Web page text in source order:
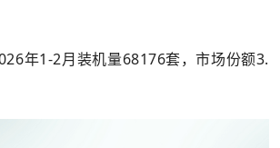
年1-2月装机量68176套，市场份额3.